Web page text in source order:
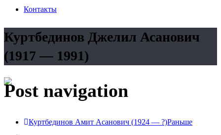
Контакты
Куртбединов Джелил Асанович
(1917 — 1991)
Post navigation
Куртбединов Амит Асанович (1924 — ?)Раньше